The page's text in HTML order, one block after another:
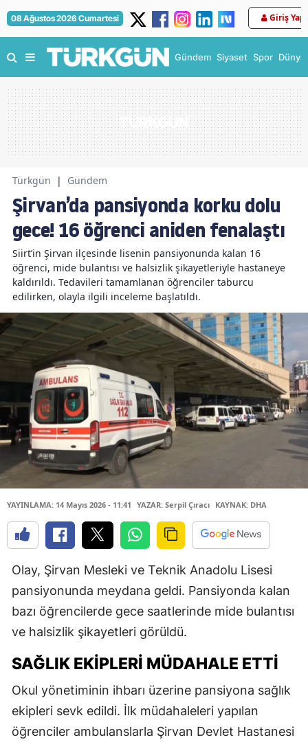
08 Ağustos 2026 Cumartesi Giriş Yap
Gündem Siyaset Spor Dünya
Türkgün | Gündem
Şirvan’da pansiyonda korku dolu
gece! 16 öğrenci aniden fenalaştı
Siirt’in Şirvan ilçesinde lisenin pansiyonunda kalan 16
öğrenci, mide bulantısı ve halsizlik şikayetleriyle hastaneye
kaldırıldı. Tedavileri tamamlanan öğrenciler taburcu
edilirken, olayla ilgili inceleme başlatıldı.
YAYINLAMA: 14 Mayıs 2026 - 11:41 YAZAR: Serpil Çıracı KAYNAK: DHA
Olay, Şirvan Mesleki ve Teknik Anadolu Lisesi
pansiyonunda meydana geldi. Pansiyonda kalan
bazı öğrencilerde gece saatlerinde mide bulantısı
ve halsizlik şikayetleri görüldü.
SAĞLIK EKIPLERI MÜDAHALE ETTI
Okul yönetiminin ihbarı üzerine pansiyona sağlık
ekipleri sevk edildi. İlk müdahaleleri yapılan
öğrenciler ambulanslarla Şirvan Devlet Hastanesi